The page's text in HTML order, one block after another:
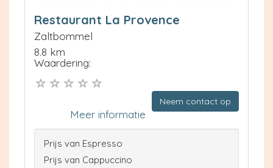
Restaurant La Provence
Zaltbommel
8.8 km
Waardering:
Neem contact op
Meer informatie
Prijs van Espresso
Prijs van Cappuccino